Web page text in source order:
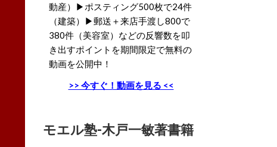
動産）▶ポスティング500枚で24件
（建築）▶郵送＋来店手渡し800で
380件（美容室）などの反響数を叩
き出すポイントを期間限定で無料の
動画を公開中！
>> 今すぐ！動画を見る <<
モエル塾-木戸一敏著書籍